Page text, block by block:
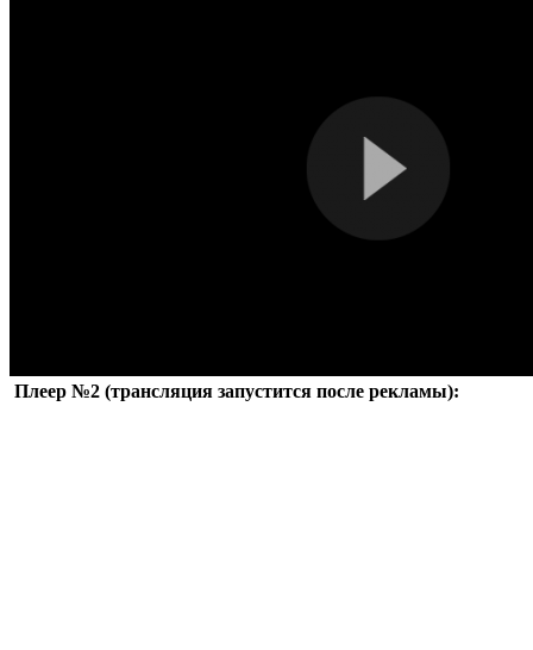
Плеер №2 (трансляция запустится после рекламы):